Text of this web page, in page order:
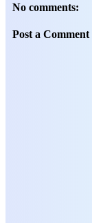
No comments:
Post a Comment